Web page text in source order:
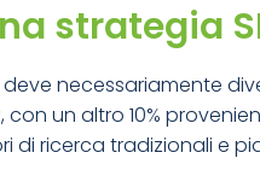
strategia
deve necessariamente
con un altro 10%
di ricerca tradizionali e